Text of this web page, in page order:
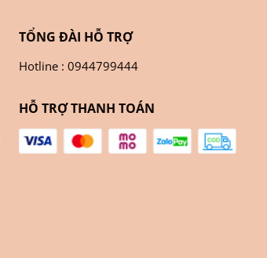
TỔNG ĐÀI HỖ TRỢ
Hotline : 0944799444
HỖ TRỢ THANH TOÁN